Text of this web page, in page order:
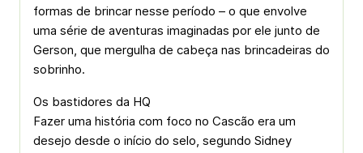
formas de brincar nesse período – o que envolve
uma série de aventuras imaginadas por ele junto de
Gerson, que mergulha de cabeça nas brincadeiras do
sobrinho.
Os bastidores da HQ
Fazer uma história com foco no Cascão era um
desejo desde o início do selo, segundo Sidney